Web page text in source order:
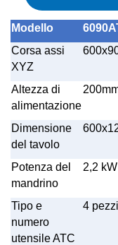
Modello
Corsa assi
XYZ
Altezza di
alimentazione
Dimensione
del tavolo
Potenza del
mandrino
2,2
Tipo e
numero
utensile ATC
4